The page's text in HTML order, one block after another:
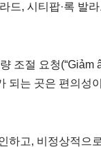
, 시티팝·록 발
조절 요청
되는 곳은 편의성
고, 비정상적으